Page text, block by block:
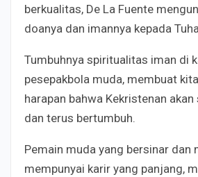
berkualitas, De La Fuente
doanya dan imannya kepada
Tumbuhnya spiritualitas iman di
pesepakbola muda, membuat
harapan bahwa Kekristenan
dan terus bertumbuh.
Pemain muda yang bersinar dan
mempunyai karir yang panjang,